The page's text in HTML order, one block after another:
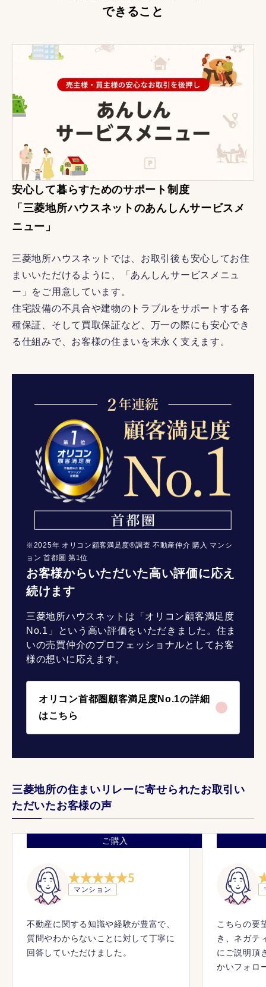
できること
安心して暮らすためのサポート制度
「三菱地所ハウスネットのあんしんサービスメ
ニュー」
三菱地所ハウスネットでは、お取引後も安心してお住
まいいただけるように、「あんしんサービスメニュ
ー」をご用意しています。
住宅設備の不具合や建物のトラブルをサポートする各
種保証、そして買取保証など、万一の際にも安心でき
る仕組みで、お客様の住まいを末永く支えます。
お客様からいただいた高い評価に応え
続けます
三菱地所ハウスネットは「オリコン顧客満足度
No.1」という高い評価をいただきました。住ま
いの売買仲介のプロフェッショナルとしてお客
様の想いに応えます。
オリコン首都圏顧客満足度No.1の詳細
はこちら
※2025年 オリコン顧客満足度®調査 不動産仲介 購入 マンシ
ョン 首都圏 第1位
三菱地所の住まいリレーに寄せられたお取引い
ただいたお客様の声
ご購入
5
マンション
不動産に関する知識や経験が豊富で、
質問やわからないことに対して丁寧に
回答していただけました。
こちらの要
き、ネガテ
にご説明頂
かいフォロ